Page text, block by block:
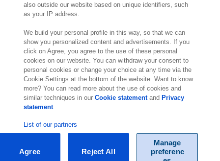
Paseo de la Castellana 200
Planta 9
28046 Madrid
Visítanos
also outside our website based on unique identifiers, such
as your IP address.
We build your personal profile in this way, so that we can
show you personalized content and advertisements. If you
click on Agree, you agree to the use of these personal
cookies on our website. You can withdraw your consent to
personal cookies or change your choice at any time via the
Cookie Settings at the bottom of the website. Want to know
more? You can read more about the use of cookies and
similar techniques in ourCookie statementand Privacy
statement
List of our partners
Manage
preferenc
Reject All
Agree